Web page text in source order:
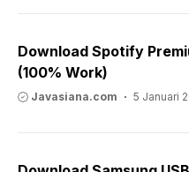
Download Spotify
(100% Work)
Javasiana.com 5 Januari